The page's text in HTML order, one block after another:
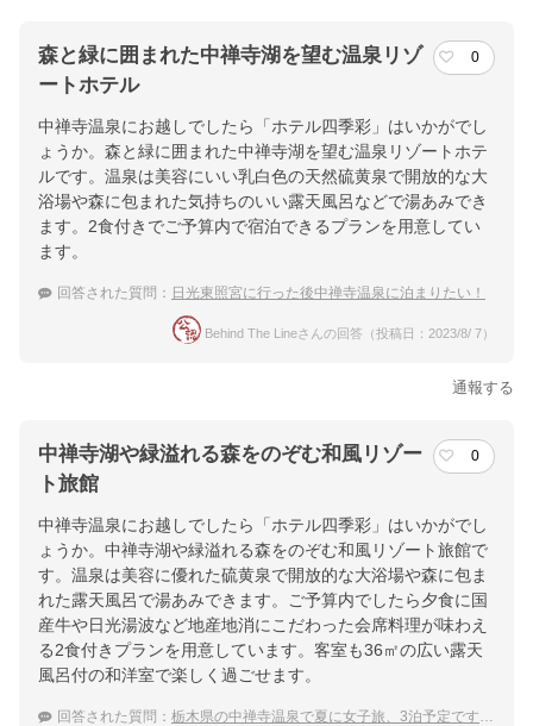
森と緑に囲まれた中禅寺湖を望む温泉リゾ
ートホテル
0
中禅寺温泉にお越しでしたら「ホテル四季彩」はいかがでし
ょうか。森と緑に囲まれた中禅寺湖を望む温泉リゾートホテ
ルです。温泉は美容にいい乳白色の天然硫黄泉で開放的な大
浴場や森に包まれた気持ちのいい露天風呂などで湯あみでき
ます。2食付きでご予算内で宿泊できるプランを用意してい
ます。
回答された質問： 日光東照宮に行った後中禅寺温泉に泊まりたい！
Behind The Lineさんの回答（投稿日：2023/8/ 7）
通報する
中禅寺湖や緑溢れる森をのぞむ和風リゾー
ト旅館
0
中禅寺温泉にお越しでしたら「ホテル四季彩」はいかがでし
ょうか。中禅寺湖や緑溢れる森をのぞむ和風リゾート旅館で
す。温泉は美容に優れた硫黄泉で開放的な大浴場や森に包ま
れた露天風呂で湯あみできます。ご予算内でしたら夕食に国
産牛や日光湯波など地産地消にこだわった会席料理が味わえ
る2食付きプランを用意しています。客室も36㎡の広い露天
風呂付の和洋室で楽しく過ごせます。
回答された質問： 栃木県の中禅寺温泉で夏に女子旅、3泊予定です。高くて豪華な女子旅にしたいです。